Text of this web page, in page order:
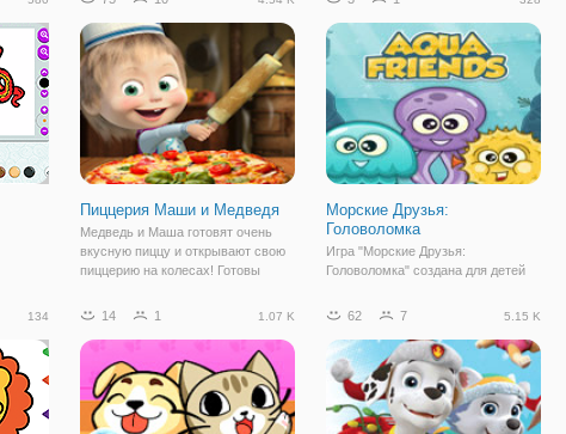
Пиццерия Маши и Медведя
Медведь и Маша готовят очень
вкусную пиццу и открывают свою
пиццерию на колесах! Готовы
Тогда садитесь по удобней! В игре,
Медведю готовить пиццу и
принимать заказы.
Морские Друзья:
Головоломка
Игра "Морские Друзья:
Головоломка" создана для детей
оказывается есть много разумных
осьминоги, но несмотря на то что
они подводные обитатели морских
пучин,
134 14 1 1.07 K 62 7 5.15 K